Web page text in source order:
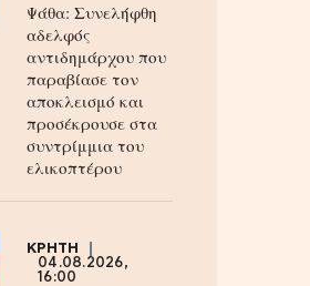
Ψάθα: Συνελήφθη
αδελφός
αντιδημάρχου που
παραβίασε τον
αποκλεισμό και
προσέκρουσε στα
συντρίμμια του
ελικοπτέρου
ΚΡΗΤΗ
04.08.2026,
16:00